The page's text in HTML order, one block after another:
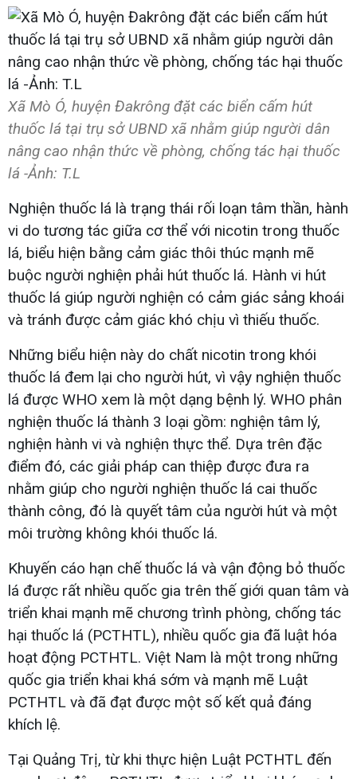
Xã Mò Ó, huyện Đakrông đặt các biển cấm hút
thuốc lá tại trụ sở UBND xã nhằm giúp người dân
nâng cao nhận thức về phòng, chống tác hại thuốc
lá -Ảnh: T.L
Nghiện thuốc lá là trạng thái rối loạn tâm thần, hành
vi do tương tác giữa cơ thể với nicotin trong thuốc
lá, biểu hiện bằng cảm giác thôi thúc mạnh mẽ
buộc người nghiện phải hút thuốc lá. Hành vi hút
thuốc lá giúp người nghiện có cảm giác sảng khoái
và tránh được cảm giác khó chịu vì thiếu thuốc.
Những biểu hiện này do chất nicotin trong khói
thuốc lá đem lại cho người hút, vì vậy nghiện thuốc
lá được WHO xem là một dạng bệnh lý. WHO phân
nghiện thuốc lá thành 3 loại gồm: nghiện tâm lý,
nghiện hành vi và nghiện thực thể. Dựa trên đặc
điểm đó, các giải pháp can thiệp được đưa ra
nhằm giúp cho người nghiện thuốc lá cai thuốc
thành công, đó là quyết tâm của người hút và một
môi trường không khói thuốc lá.
Khuyến cáo hạn chế thuốc lá và vận động bỏ thuốc
lá được rất nhiều quốc gia trên thế giới quan tâm và
triển khai mạnh mẽ chương trình phòng, chống tác
hại thuốc lá (PCTHTL), nhiều quốc gia đã luật hóa
hoạt động PCTHTL. Việt Nam là một trong những
quốc gia triển khai khá sớm và mạnh mẽ Luật
PCTHTL và đã đạt được một số kết quả đáng
khích lệ.
Tại Quảng Trị, từ khi thực hiện Luật PCTHTL đến